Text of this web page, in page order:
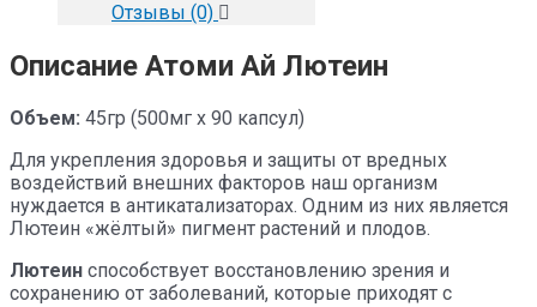
Отзывы (0)
Описание Атоми Ай Лютеин
Объем: 45гр (500мг х 90 капсул)
Для укрепления здоровья и защиты от вредных
воздействий внешних факторов наш организм
нуждается в антикатализаторах. Одним из них является
Лютеин «жёлтый» пигмент растений и плодов.
Лютеин способствует восстановлению зрения и
сохранению от заболеваний, которые приходят с